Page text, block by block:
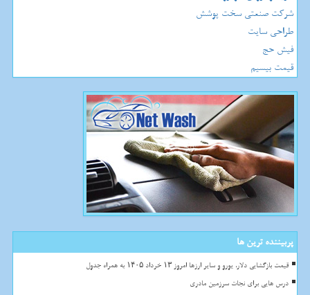
شرکت صنعتی سخت پوشش
طراحی سایت
فیش حج
قیمت بیسیم
پربیننده ترین ها
قیمت بازگشایی دلار، یورو و سایر ارزها امروز ۱۳ خرداد ۱۴۰۵ به همراه جدول
درس هایی برای نجات سرزمین مادری